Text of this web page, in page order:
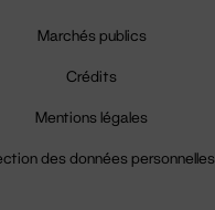
Marchés publics
Crédits
Mentions légales
des données personnelles